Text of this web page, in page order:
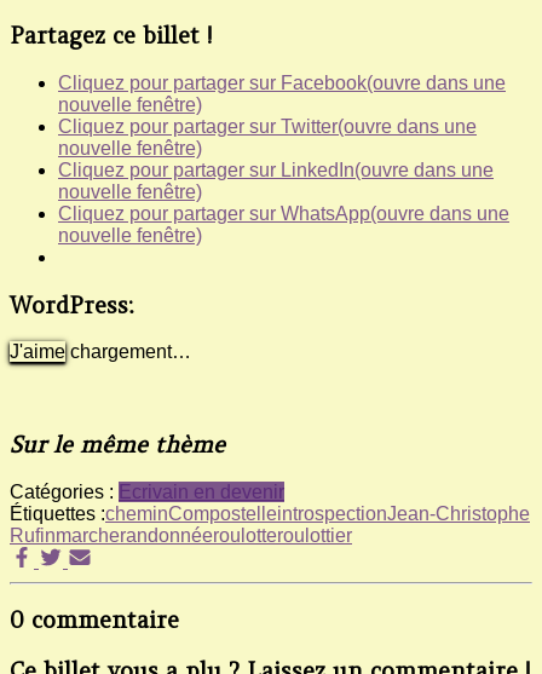
Partagez ce billet !
Cliquez pour partager sur Facebook(ouvre dans une
nouvelle fenêtre)
Cliquez pour partager sur Twitter(ouvre dans une
nouvelle fenêtre)
Cliquez pour partager sur LinkedIn(ouvre dans une
nouvelle fenêtre)
Cliquez pour partager sur WhatsApp(ouvre dans une
nouvelle fenêtre)
WordPress:
J'aime chargement…
Sur le même thème
Catégories : Ecrivain en devenir
Étiquettes :cheminCompostelleintrospectionJean-Christophe
Rufinmarcherandonnéeroulotteroulottier
0 commentaire